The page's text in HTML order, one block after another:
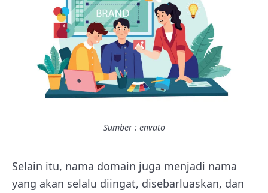
Sumber : envato
Selain itu, nama domain juga menjadi nama
yang akan selalu diingat, disebarluaskan, dan